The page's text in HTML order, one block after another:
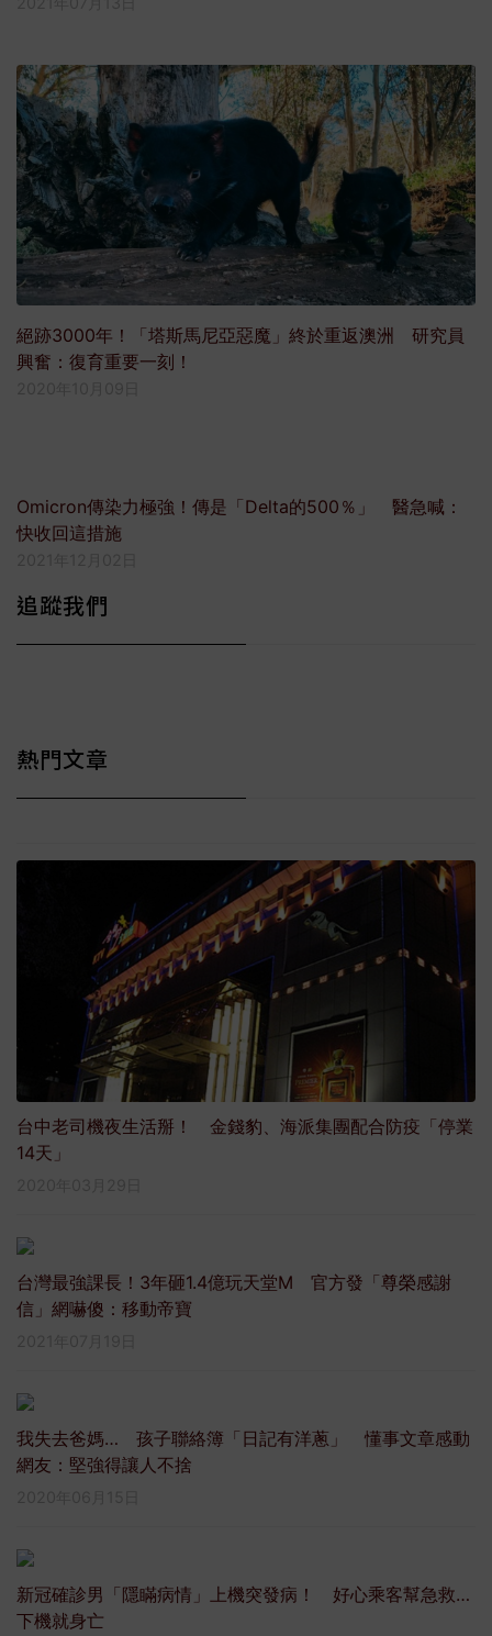
絕跡3000年！「塔斯馬尼亞惡魔」終於重返澳洲 研究員
興奮：復育重要一刻！
Omicron傳染力極強！傳是「Delta的500％」 醫急喊：
快收回這措施
追蹤我們
熱門文章
台中老司機夜生活掰！ 金錢豹、海派集團配合防疫「停業
14天」
台灣最強課長！3年砸1.4億玩天堂M 官方發「尊榮感謝
信」網嚇傻：移動帝寶
我失去爸媽… 孩子聯絡簿「日記有洋蔥」 懂事文章感動
網友：堅強得讓人不捨
新冠確診男「隱瞞病情」上機突發病！ 好心乘客幫急救…
下機就身亡